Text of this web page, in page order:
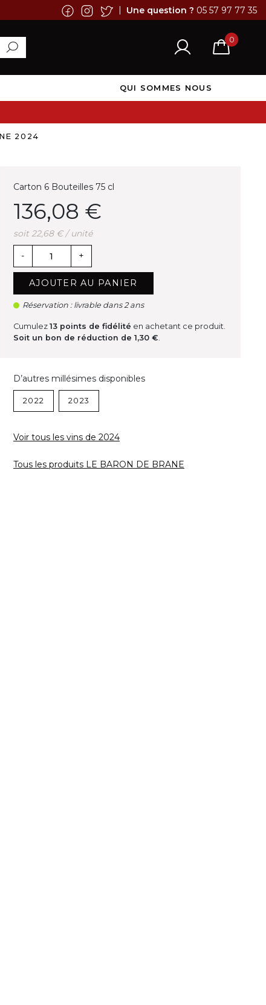
| Une question ? 05 57 97 77 35
0
QUI SOMMES NOUS
2024
Carton 6 Bouteilles 75 cl
136,08 €
soit 22,68 € / unité
- +
AJOUTER AU PANIER
Réservation : livrable dans 2 ans
Cumulez 13points de fidélité en achetant ce produit.
Soit un bon de réduction de 1,30 €.
D’autres millésimes disponibles
2022 2023
Voir tous les vins de 2024
Tous les produits LE BARON DE BRANE